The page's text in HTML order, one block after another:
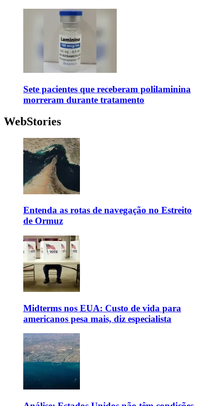
Sete pacientes que receberam polilaminina
morreram durante tratamento
WebStories
Entenda as rotas de navegação no Estreito
de Ormuz
Midterms nos EUA: Custo de vida para
americanos pesa mais, diz especialista